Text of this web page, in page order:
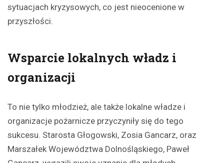
sytuacjach kryzysowych, co jest nieocenione w
przyszłości.
Wsparcie lokalnych władz i
organizacji
To nie tylko młodzież, ale także lokalne władze i
organizacje pożarnicze przyczyniły się do tego
sukcesu. Starosta Głogowski, Zosia Gancarz, oraz
Marszałek Województwa Dolnośląskiego, Paweł